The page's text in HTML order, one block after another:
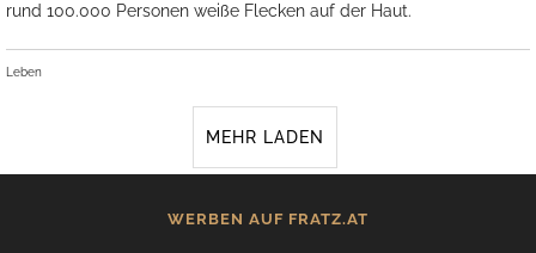
rund 100.000 Personen weiße Flecken auf der Haut.
Leben
MEHR LADEN
WERBEN AUF FRATZ.AT